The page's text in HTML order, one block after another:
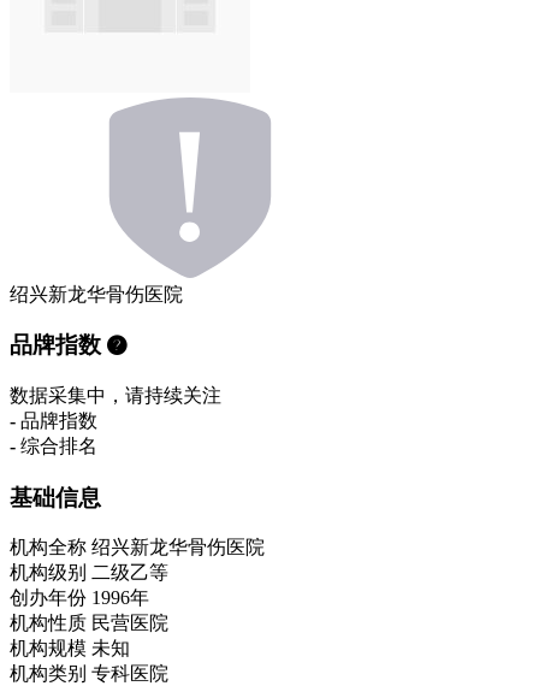
绍兴新龙华骨伤医院
品牌指数
数据采集中，请持续关注
- 品牌指数
- 综合排名
基础信息
机构全称 绍兴新龙华骨伤医院
机构级别 二级乙等
创办年份 1996年
机构性质 民营医院
机构规模 未知
机构类别 专科医院